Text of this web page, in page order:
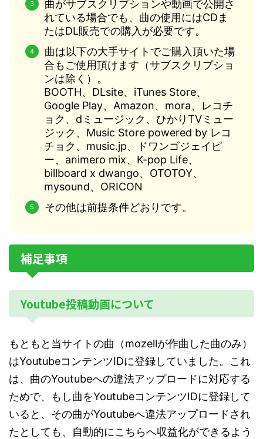
曲がサブスクリプションや動画で公開さ
れている場合でも、曲の使用にはCDま
たはDL販売での購入が必要です。
曲は以下の大手サイトでご購入頂いた場
合もご使用頂けます（サブスクリプショ
ンは除く）。
BOOTH、DLsite、iTunes Store、
Google Play、Amazon、mora、レコチ
ョク、dミュージック、ひかりTVミュー
ジック、Music Store powered by レコ
チョク、music.jp、ドワンゴジェイピ
ー、animero mix、K-pop Life、
billboard x dwango、OTOTOY、
mysound、ORICON
その他は前提条件どおりです。
補足事項
Youtube投稿動画について
もともと当サイトの曲（mozellが作曲した曲のみ）
はYoutubeコンテンツIDに登録していました。これ
は、曲のYoutubeへの違法アップロードに対応する
ためで、もし曲をYoutubeコンテンツIDに登録して
いると、その曲がYoutubeへ違法アップロードされ
たとしても、自動的にこちらへ収益化ができるよう